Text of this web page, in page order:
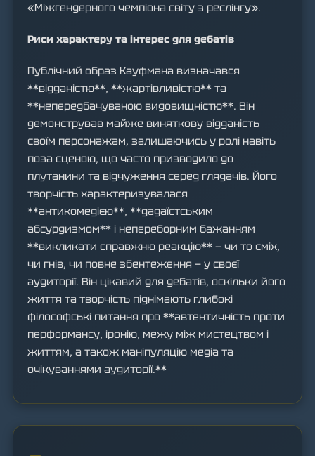
«Міжгендерного чемпіона світу з реслінгу».
Риси характеру та інтерес для дебатів
Публічний образ Кауфмана визначався
**відданістю**, **жартівливістю** та
**непередбачуваною видовищністю**. Він
демонстрував майже виняткову відданість
своїм персонажам, залишаючись у ролі навіть
поза сценою, що часто призводило до
плутанини та відчуження серед глядачів. Його
творчість характеризувалася
**антикомедією**, **дадаїстським
абсурдизмом** і непереборним бажанням
**викликати справжню реакцію** — чи то сміх,
чи гнів, чи повне збентеження — у своєї
аудиторії. Він цікавий для дебатів, оскільки його
життя та творчість піднімають глибокі
філософські питання про **автентичність проти
перформансу, іронію, межу між мистецтвом і
життям, а також маніпуляцію медіа та
очікуваннями аудиторії.**